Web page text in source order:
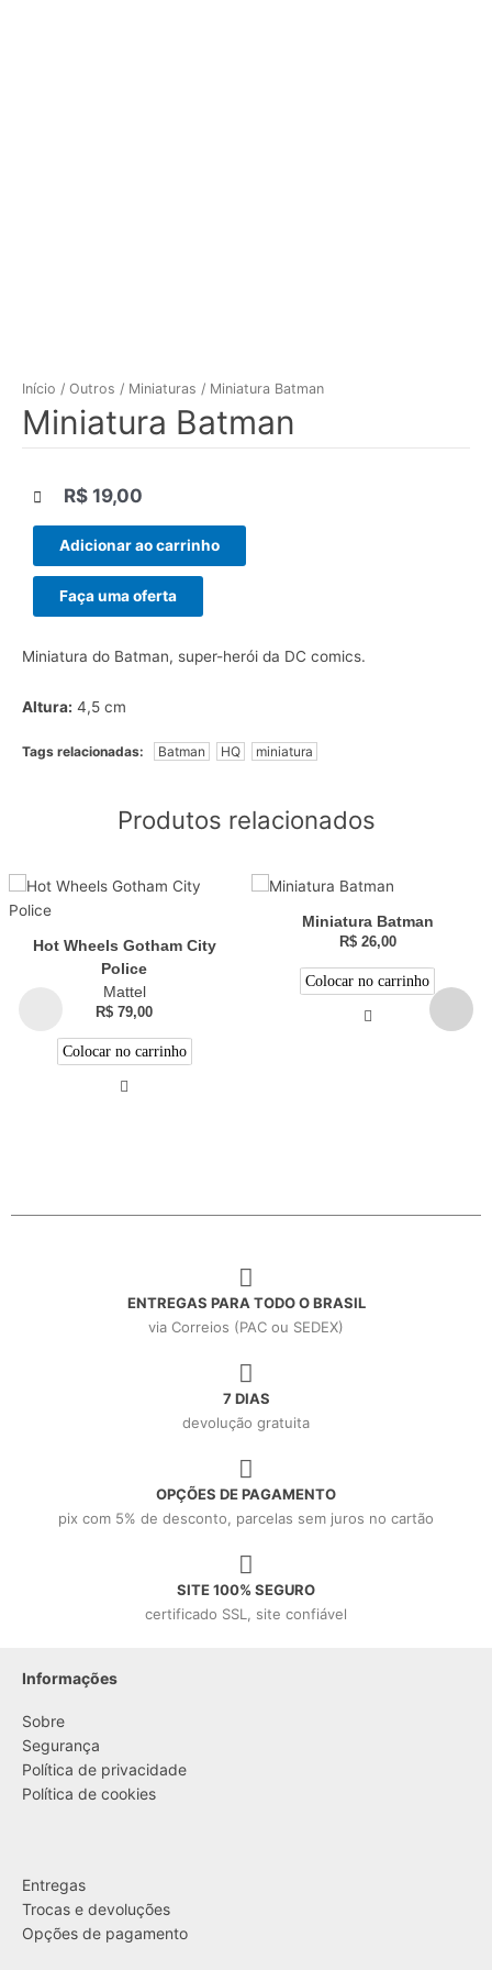
Início / Outros / Miniaturas / Miniatura Batman
Miniatura Batman
R$ 19,00
Adicionar ao carrinho
Faça uma oferta
Miniatura do Batman, super-herói da DC comics.
Altura: 4,5 cm
Tags relacionadas: Batman HQ miniatura
Produtos relacionados
Hot Wheels Gotham City
Police
Mattel
R$ 79,00
Colocar no carrinho
Miniatura Batman
R$26,00
Colocar no carrinho
ENTREGAS PARA TODO O BRASIL
via Correios (PAC ou SEDEX)
7 DIAS
devolução gratuita
OPÇÕES DE PAGAMENTO
pix com 5% de desconto, parcelas sem juros no cartão
SITE 100% SEGURO
certificado SSL, site confiável
Informações
Sobre
Segurança
Política de privacidade
Política de cookies
Entregas
Trocas e devoluções
Opções de pagamento